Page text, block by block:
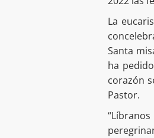
La
Santa
ha
corazón
Pastor.